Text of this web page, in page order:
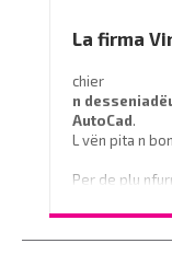
o telefoné al
La firma
chier
n
AutoCad.
L vën pita n
Per de plu
o scrì na e-